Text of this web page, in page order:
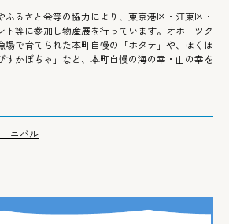
るさと会等の協力により、東京港区・江東区・
ト等に参加し物産展を行っています。オホーツク
場で育てられた本町自慢の「ホタテ」や、ほくほ
すかぼちゃ」など、本町自慢の海の幸・山の幸を
ニバル